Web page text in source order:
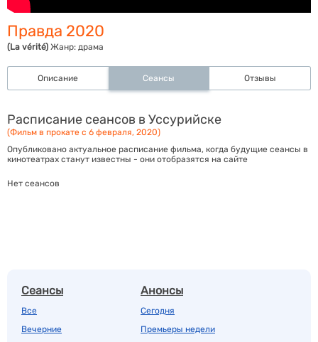
Правда 2020
(La vérité) Жанр: драма
Описание Сеансы Отзывы
Расписание сеансов в Уссурийске
(Фильм в прокате с 6 февраля, 2020)
Опубликовано актуальное расписание фильма, когда будущие сеансы в
кинотеатрах станут известны - они отобразятся на сайте
Нет сеансов
Сеансы
Все
Вечерние
Анонсы
Сегодня
Премьеры недели